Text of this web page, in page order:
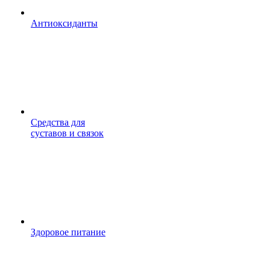
Антиоксиданты
Средства для
суставов и связок
Здоровое питание